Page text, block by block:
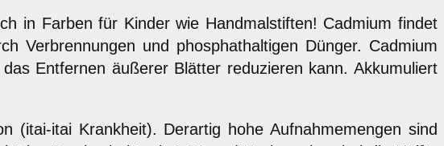
in Farben für Kinder wie Handmalstiften! Cadmium findet
Verbrennungen und phosphathaltigen Dünger. Cadmium
Entfernen äußerer Blätter reduzieren kann. Akkumuliert
(itai-itai Krankheit). Derartig hohe Aufnahmemengen sind